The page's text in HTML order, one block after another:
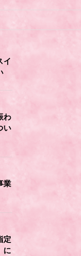
イ
わ
い
業
定
に